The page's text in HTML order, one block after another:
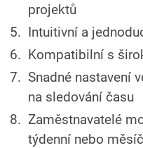
projektů
Intuitivní a
Kompatibilní s
Snadné nastavení
na sledování času
Zaměstnavatelé
týdenní nebo